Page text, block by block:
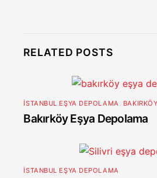
RELATED POSTS
İSTANBUL EŞYA DEPOLAMA
Bakırköy Eşya Depolama
İSTANBUL EŞYA DEPOLAMA